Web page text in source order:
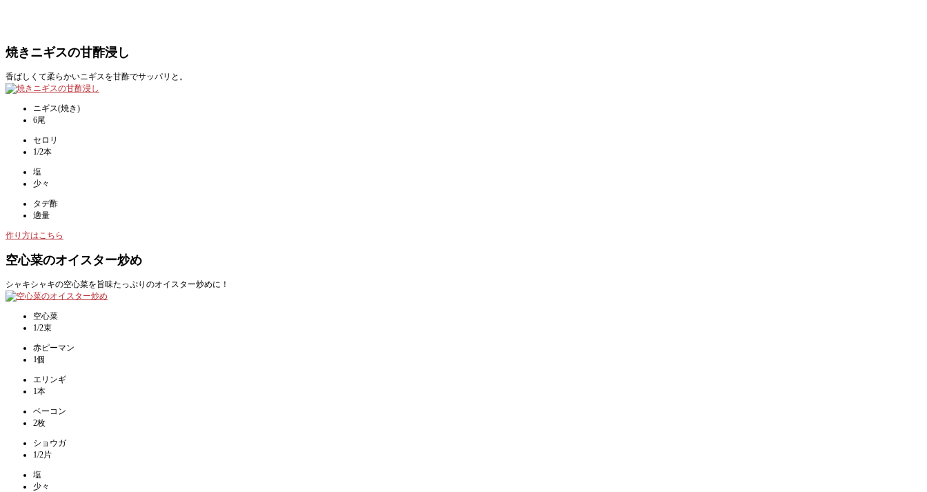
焼きニギスの甘酢浸し
香ばしくて柔らかいニギスを甘酢でサッパリと。
ニギス(焼き)
6尾
セロリ
1/2本
塩
少々
タデ酢
適量
作り方はこちら
空心菜のオイスター炒め
シャキシャキの空心菜を旨味たっぷりのオイスター炒めに！
空心菜
1/2束
赤ピーマン
1個
エリンギ
1本
ベーコン
2枚
ショウガ
1/2片
塩
少々